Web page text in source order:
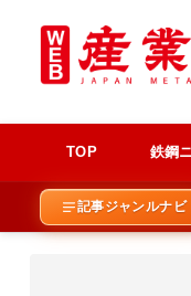
TOP 鉄鋼
記事ジャンルナビ